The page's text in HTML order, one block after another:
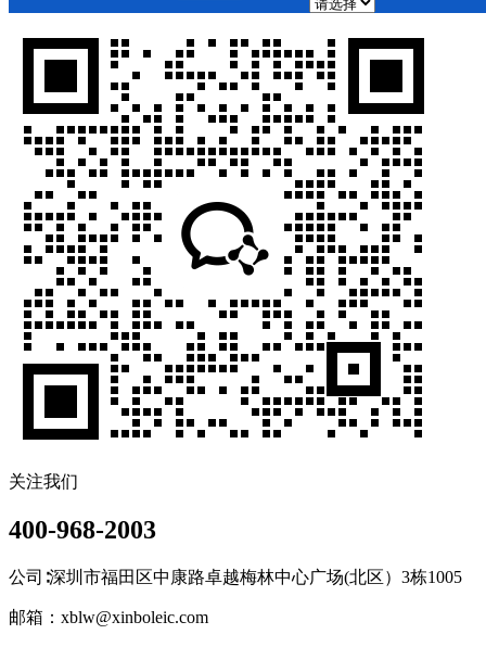
关注我们
400-968-2003
公司∶深圳市福田区中康路卓越梅林中心广场(北区）3栋1005
邮箱：xblw@xinboleic.com